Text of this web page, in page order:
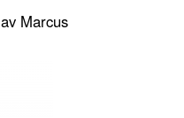
av Marcus